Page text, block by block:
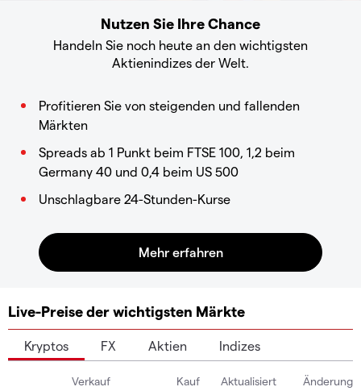
Nutzen Sie Ihre Chance
Handeln Sie noch heute an den wichtigsten
Aktienindizes der Welt.
Profitieren Sie von steigenden und fallenden
Märkten
Spreads ab 1 Punkt beim FTSE 100, 1,2 beim
Germany 40 und 0,4 beim US 500
Unschlagbare 24-Stunden-Kurse
Live-Preise der wichtigsten Märkte
Kryptos FX Aktien Indizes